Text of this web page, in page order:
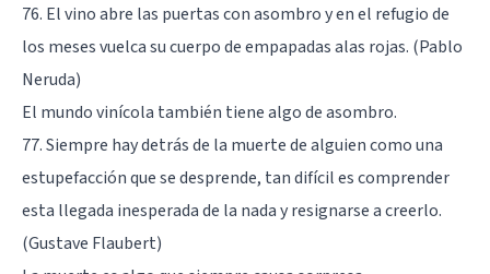
76. El vino abre las puertas con asombro y en el refugio de
los meses vuelca su cuerpo de empapadas alas rojas. (Pablo
Neruda)
El mundo vinícola también tiene algo de asombro.
77. Siempre hay detrás de la muerte de alguien como una
estupefacción que se desprende, tan difícil es comprender
esta llegada inesperada de la nada y resignarse a creerlo.
(Gustave Flaubert)